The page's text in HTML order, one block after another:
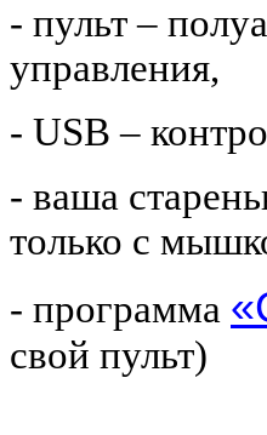
- пульт –
управления,
- USB –
- ваша
только с
- программа
свой пульт)